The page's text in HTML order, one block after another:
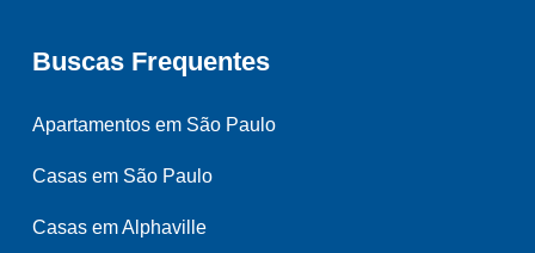
Buscas Frequentes
Apartamentos em São Paulo
Casas em São Paulo
Casas em Alphaville